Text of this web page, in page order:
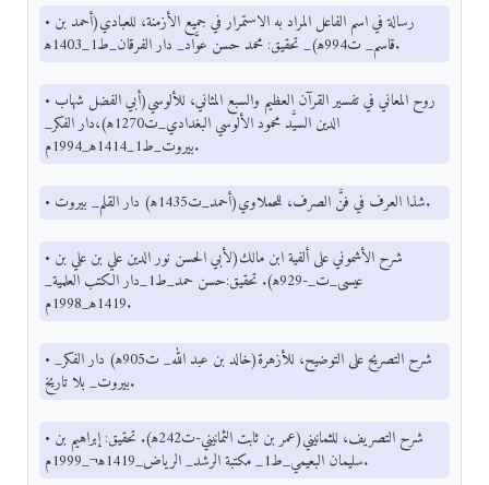
• رسالة في اسم الفاعل المراد به الاستمرار في جميع الأزمنة، للعبادي(أحمد بن
قاسم_ ت994ﻫ)_ تحقيق: محمد حسن عوَّاد_ دار الفرقان_ط1_1403ﻫ.
• روح المعاني في تفسير القرآن العظيم والسبع المثاني، للألوسي(أبي الفضل شهاب
الدين السيَّد محمود الألوسي البغدادي_ت1270ﻫ)،دار الفكر_
بيروت_ط1_1414ﻫ_1994م.
• شذا العرف في فنَّ الصرف، للحملاوي(أحمد_ت1435ﻫ) دار القلم_ بيروت.
• شرح الأشموني على ألفية ابن مالك(لأبي الحسن نور الدين علي بن علي بن
عيسى_ت_-929ﻫ). تحقيق:حسن حمد_ط1_دار الكتب العلمية_
1419ﻫ_1998م.
• شرح التصريح على التوضيح، للأزهرة(خالد بن عبد الله_ ت905ﻫ) دار الفكر_
بيروت_ بلا تاريخ.
• شرح التصريف، للثمانيني(عمر بن ثابت الثمانيني-ت242ﻫ). تحقيق: إبراهيم بن
سليمان البعيمي_ط1_ مكتبة الرشد_ الرياض_1419ﻫ¬_1999م.